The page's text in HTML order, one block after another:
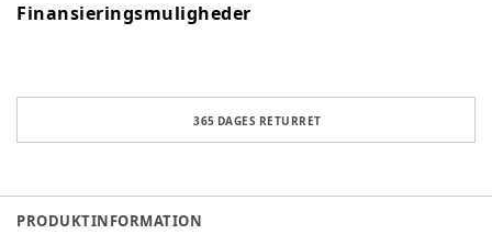
Finansieringsmuligheder
365 DAGES RETURRET
PRODUKTINFORMATION